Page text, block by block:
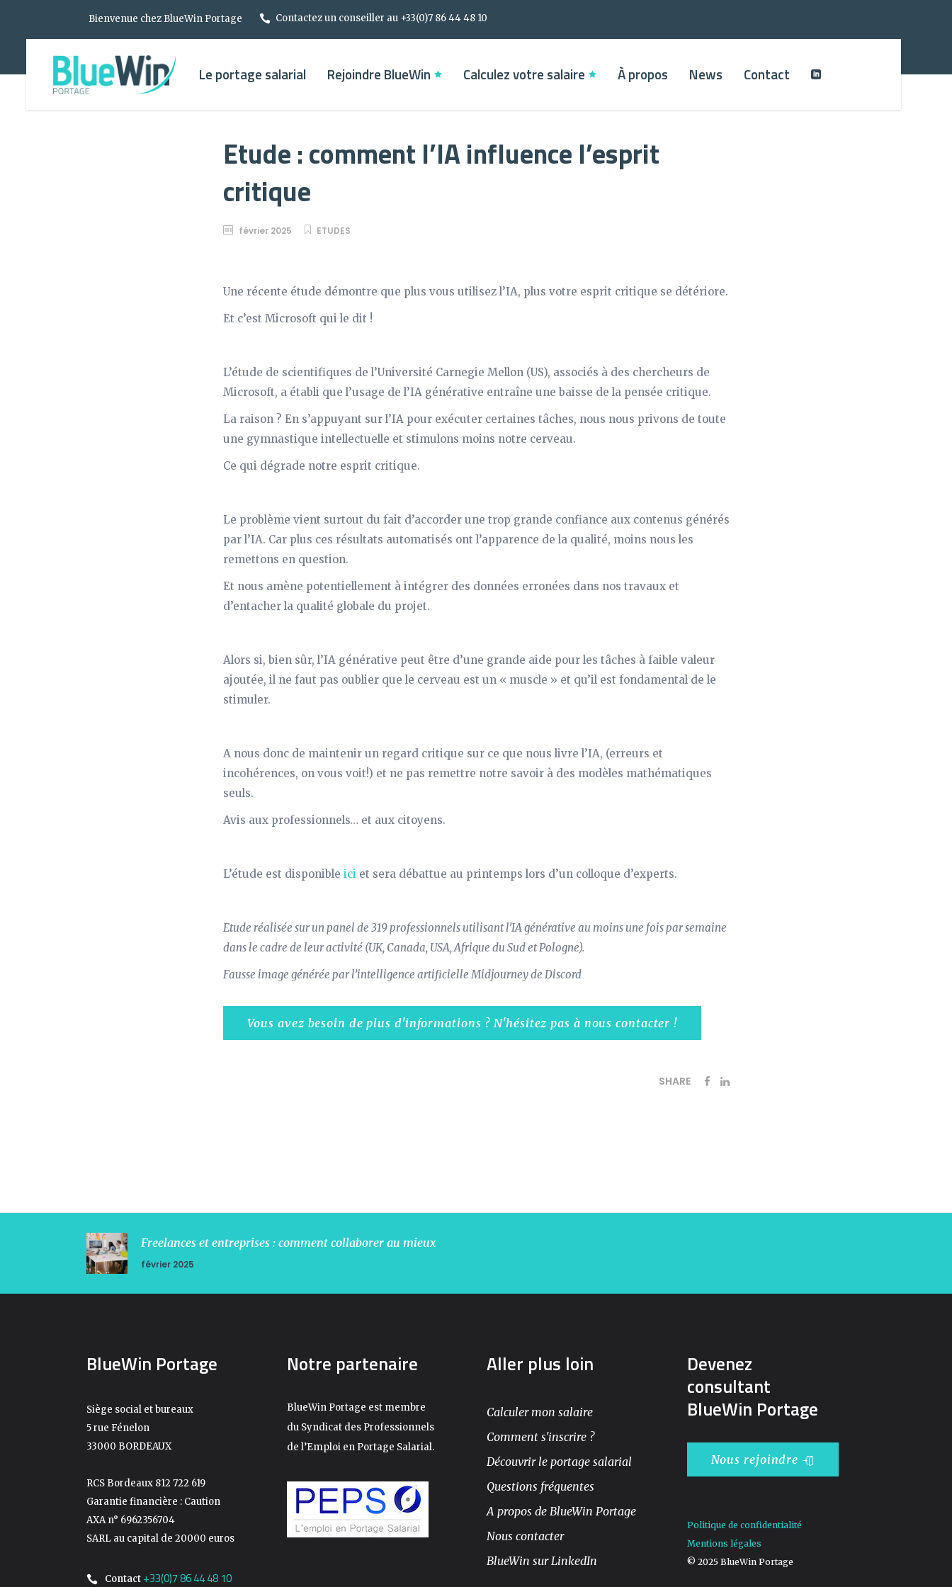
Bienvenue chez BlueWin Portage Contactez un conseiller au +33(0)7 86 44 48 10
Le portage salarial Rejoindre BlueWin Calculez votre salaire À propos News Contact
Etude : comment l’IA influence l’esprit
critique
février 2025 ETUDES
Une récente étude démontre que plus vous utilisez l’IA, plus votre esprit critique se détériore.
Et c’est Microsoft qui le dit !
L’étude de scientifiques de l’Université Carnegie Mellon (US), associés à des chercheurs de
Microsoft, a établi que l’usage de l’IA générative entraîne une baisse de la pensée critique.
La raison ? En s’appuyant sur l’IA pour exécuter certaines tâches, nous nous privons de toute
une gymnastique intellectuelle et stimulons moins notre cerveau.
Ce qui dégrade notre esprit critique.
Le problème vient surtout du fait d’accorder une trop grande confiance aux contenus générés
par l’IA. Car plus ces résultats automatisés ont l’apparence de la qualité, moins nous les
remettons en question.
Et nous amène potentiellement à intégrer des données erronées dans nos travaux et
d’entacher la qualité globale du projet.
Alors si, bien sûr, l’IA générative peut être d’une grande aide pour les tâches à faible valeur
ajoutée, il ne faut pas oublier que le cerveau est un « muscle » et qu’il est fondamental de le
stimuler.
A nous donc de maintenir un regard critique sur ce que nous livre l’IA, (erreurs et
incohérences, on vous voit!) et ne pas remettre notre savoir à des modèles mathématiques
seuls.
Avis aux professionnels… et aux citoyens.
L’étude est disponible ici et sera débattue au printemps lors d’un colloque d’experts.
Etude réalisée sur un panel de 319 professionnels utilisant l’IA générative au moins une fois par semaine
dans le cadre de leur activité (UK, Canada, USA, Afrique du Sud et Pologne).
Fausse image générée par l’intelligence artificielle Midjourney de Discord
Vous avez besoin de plus d'informations ? N'hésitez pas à nous contacter !
SHARE
Freelances et entreprises : comment collaborer au mieux
février 2025
BlueWin Portage
Siège social et bureaux
5 rue Fénelon
33000 BORDEAUX
RCS Bordeaux 812 722 619
Garantie financière : Caution
AXA n° 6962356704
SARL au capital de 20000 euros
Contact +33(0)7 86 44 48 10
Notre partenaire
BlueWin Portage est membre
du Syndicat des Professionnels
de l’Emploi en Portage Salarial.
Aller plus loin
Calculer mon salaire
Comment s'inscrire ?
Découvrir le portage salarial
Questions fréquentes
A propos de BlueWin Portage
Nous contacter
BlueWin sur LinkedIn
Devenez
consultant
BlueWin Portage
Nous rejoindre
Politique de confidentialité
Mentions légales
© 2025 BlueWin Portage